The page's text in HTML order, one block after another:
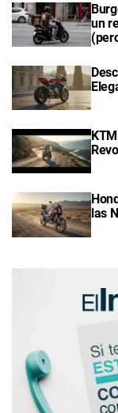
un
las